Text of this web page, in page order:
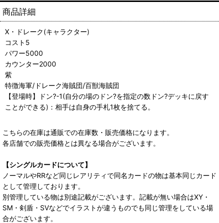
商品詳細
X・ドレーク(キャラクター)
コスト5
パワー5000
カウンター2000
紫
特徴海軍/ドレーク海賊団/百獣海賊団
【登場時】ドン?-1(自分の場のドン?を指定の数ドン?デッキに戻す
ことができる)：相手は自身の手札1枚を捨てる。
こちらの在庫は通販での在庫数・販売価格になります。
各店舗での販売価格とは異なる場合がございます。
【シングルカードについて】
ノーマルやRRなど同じレアリティで同名カードの物は基本同じカード
として管理しております。
別管理している物は別途記載がございます。記載が無い場合はXY・
SM・剣盾・SVなどでイラストが違うものでも同じ管理をしている場
合がございます。